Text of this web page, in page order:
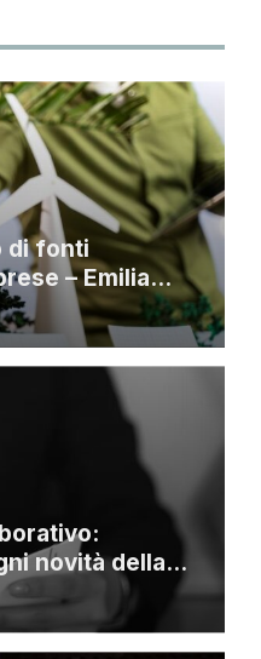
di fonti
– Emilia
novità della